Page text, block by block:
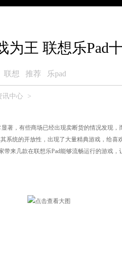
为王 联想乐Pad
联想 推荐 乐pad
讯中心 >
，有些商场已经出现卖断货的情况发现，
系统的开放性，出现了大量精典游戏，给喜
来几款在联想乐Pad能够流畅运行的游戏，